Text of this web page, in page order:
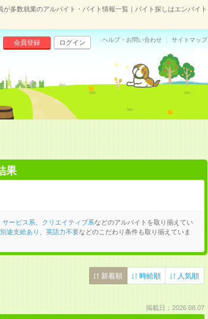
が多数就業のアルバイト・バイト情報一覧｜バイト探しはエンバイト
会員登録 ログイン ヘルプ・お問い合わせ サイトマップ
果
サービス系 クリエイティブ系などのアルバイトを取り揃えてい
途支給あり 英語力不要などのこだわり条件も取り揃えていま
新着順 時給順 人気順
掲載日：2026.08.07